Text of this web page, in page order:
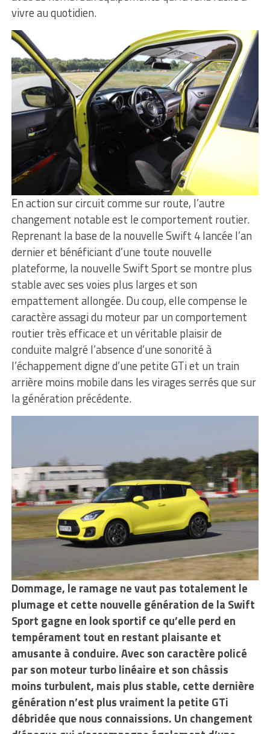
vivre au quotidien.
En action sur circuit comme sur route, l’autre
changement notable est le comportement routier.
Reprenant la base de la nouvelle Swift 4 lancée l’an
dernier et bénéficiant d’une toute nouvelle
plateforme, la nouvelle Swift Sport se montre plus
stable avec ses voies plus larges et son
empattement allongée. Du coup, elle compense le
caractère assagi du moteur par un comportement
routier très efficace et un véritable plaisir de
conduite malgré l’absence d’une sonorité à
l’échappement digne d’une petite GTi et un train
arrière moins mobile dans les virages serrés que sur
la génération précédente.
Dommage, le ramage ne vaut pas totalement le
plumage et cette nouvelle génération de la Swift
Sport gagne en look sportif ce qu’elle perd en
tempérament tout en restant plaisante et
amusante à conduire. Avec son caractère policé
par son moteur turbo linéaire et son châssis
moins turbulent, mais plus stable, cette dernière
génération n’est plus vraiment la petite GTi
débridée que nous connaissions. Un changement